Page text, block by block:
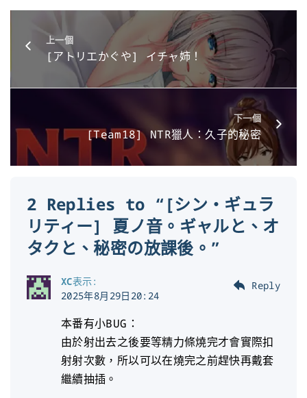
上一個
[アトリエかぐや] イチャ姉！
下一個
[Team18] NTR獵人：久子的秘密
2 Replies to “[シン・ギュラ
リティー] 夏ノ音。ギャルと、オ
タクと、秘密の放課後。”
XC表示:
2025年8月29日20:24
本番有小BUG：
由於射出去之後要等精力條燒完才會實際扣
射射次數，所以可以在燒完之前趕快再戴套
繼續抽插。
Reply